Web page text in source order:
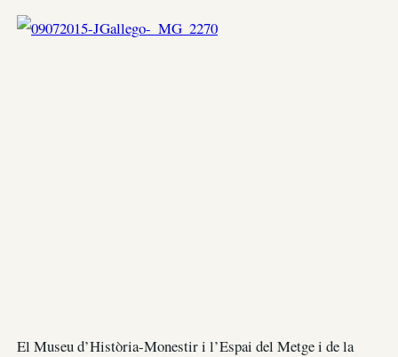
El Museu d’Història-Monestir i l’Espai del Metge i de la